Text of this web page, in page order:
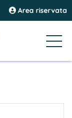
Area riservata